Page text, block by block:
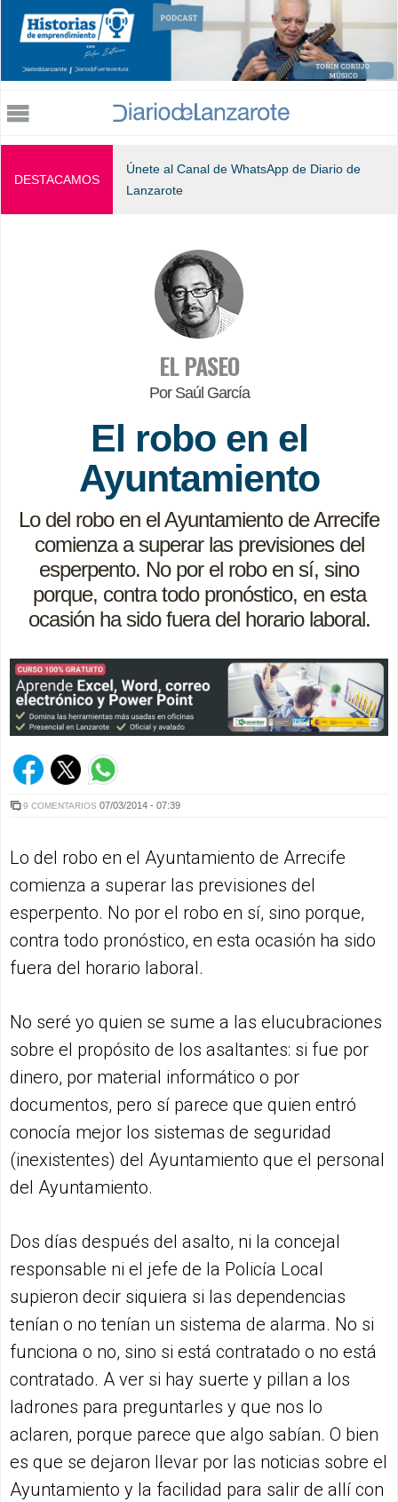
Jump to navigation
DESTACAMOS
Únete al Canal de WhatsApp de Diario de
Lanzarote
EL PASEO
Por Saúl García
El robo en el
Ayuntamiento
Lo del robo en el Ayuntamiento de Arrecife
comienza a superar las previsiones del
esperpento. No por el robo en sí, sino
porque, contra todo pronóstico, en esta
ocasión ha sido fuera del horario laboral.
9 COMENTARIOS 07/03/2014 - 07:39
Lo del robo en el Ayuntamiento de Arrecife
comienza a superar las previsiones del
esperpento. No por el robo en sí, sino porque,
contra todo pronóstico, en esta ocasión ha sido
fuera del horario laboral.
No seré yo quien se sume a las elucubraciones
sobre el propósito de los asaltantes: si fue por
dinero, por material informático o por
documentos, pero sí parece que quien entró
conocía mejor los sistemas de seguridad
(inexistentes) del Ayuntamiento que el personal
del Ayuntamiento.
Dos días después del asalto, ni la concejal
responsable ni el jefe de la Policía Local
supieron decir siquiera si las dependencias
tenían o no tenían un sistema de alarma. No si
funciona o no, sino si está contratado o no está
contratado. A ver si hay suerte y pillan a los
ladrones para preguntarles y que nos lo
aclaren, porque parece que algo sabían. O bien
es que se dejaron llevar por las noticias sobre el
Ayuntamiento y la facilidad para salir de allí con